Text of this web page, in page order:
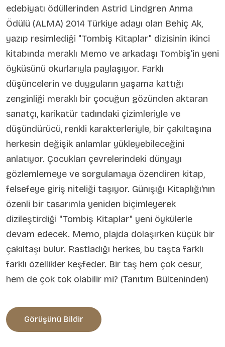
edebiyatı ödüllerinden Astrid Lindgren Anma
Ödülü (ALMA) 2014 Türkiye adayı olan Behiç Ak,
yazıp resimlediği "Tombiş Kitaplar" dizisinin ikinci
kitabında meraklı Memo ve arkadaşı Tombiş'in yeni
öyküsünü okurlarıyla paylaşıyor. Farklı
düşüncelerin ve duyguların yaşama kattığı
zenginliği meraklı bir çocuğun gözünden aktaran
sanatçı, karikatür tadındaki çizimleriyle ve
düşündürücü, renkli karakterleriyle, bir çakıltaşına
herkesin değişik anlamlar yükleyebileceğini
anlatıyor. Çocukları çevrelerindeki dünyayı
gözlemlemeye ve sorgulamaya özendiren kitap,
felsefeye giriş niteliği taşıyor. Günışığı Kitaplığı'nın
özenli bir tasarımla yeniden biçimleyerek
dizileştirdiği "Tombiş Kitaplar" yeni öykülerle
devam edecek. Memo, plajda dolaşırken küçük bir
çakıltaşı bulur. Rastladığı herkes, bu taşta farklı
farklı özellikler keşfeder. Bir taş hem çok cesur,
hem de çok tok olabilir mi? (Tanıtım Bülteninden)
Görüşünü Bildir